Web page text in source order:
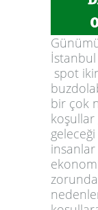
spot
bir çok
koşullar
insanlar